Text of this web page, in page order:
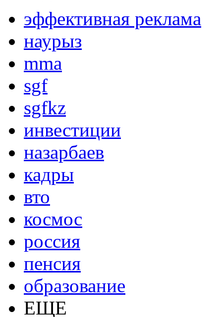
эффективная реклама
наурыз
mma
sgf
sgfkz
инвестиции
назарбаев
кадры
вто
космос
россия
пенсия
образование
ЕЩЕ